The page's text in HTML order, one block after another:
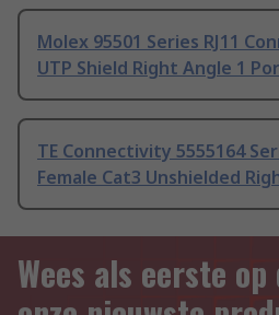
Molex 95501 Series RJ11
UTP Shield Right Angle 1
TE Connectivity 5555164
Female Cat3 Unshielded
Wees als eerste